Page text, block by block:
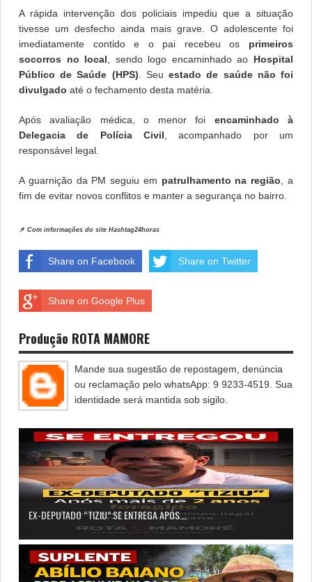
A rápida intervenção dos policiais impediu que a situação
tivesse um desfecho ainda mais grave. O adolescente foi
imediatamente contido e o pai recebeu os primeiros
socorros no local , sendo logo encaminhado ao Hospital
Público de Saúde (HPS) . Seuestado de saúde não foi
divulgado até o fechamento desta matéria.
Após avaliação médica, o menor foi encaminhado à
Delegacia de Polícia Civil , acompanhado por um
responsável legal.
A guarnição da PM seguiu em patrulhamento na região , a
fim de evitar novos conflitos e manter a segurança no bairro.
📌 Com informações do site Hashtag24horas
Share on Facebook Share on Twitter
Share on Google Plus
Produção ROTA MAMORE
Mande sua sugestão de repostagem, denúncia
ou reclamação pelo whatsApp: 9 9233-4519. Sua
identidade será mantida sob sigilo.
EX-DEPUTADO “TIZIU” SE ENTREGA APÓS...